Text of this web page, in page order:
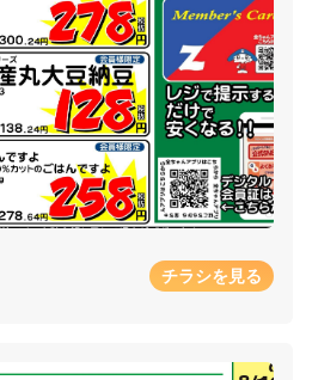
チラシを見る